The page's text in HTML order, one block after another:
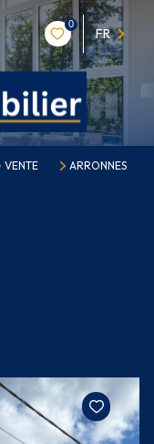
0
FR
VENTE
ARRONNES